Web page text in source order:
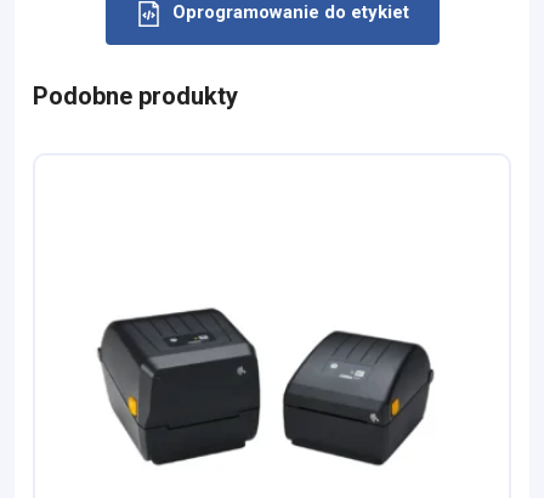
Oprogramowanie do etykiet
Podobne produkty